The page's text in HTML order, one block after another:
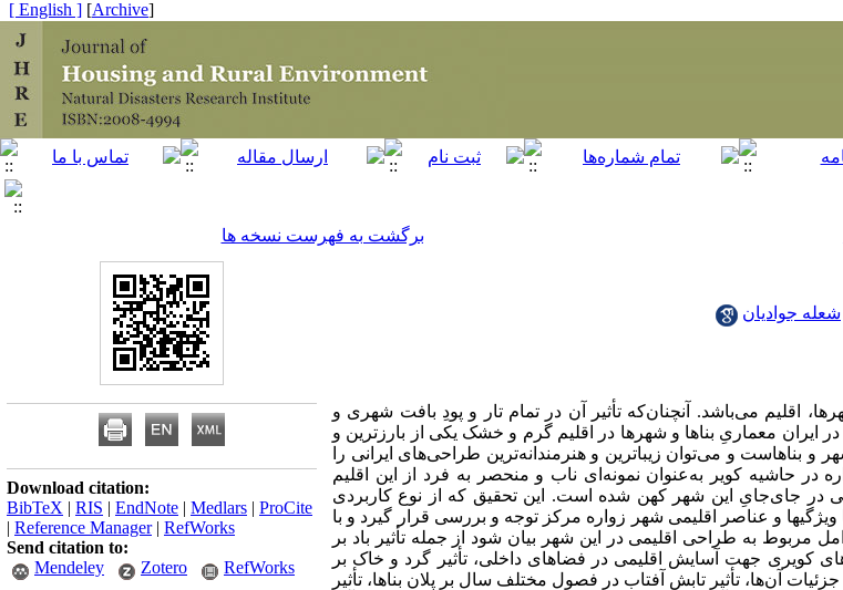
[
Archive
]
[ English ]
برگشت به فهرست نسخه ها
شعله جوادیان
اقلیم می‌باشد. آنچنان‌که تأثیر آن در تمام تار و پودِ بافت شهری و
معماریِ بناها و شهرها در اقلیم گرم و خشک یکی از بارزترین و
و می‌توان زیباترین و هنرمندانه‌ترین طراحی‌های ایرانی را
در حاشیه‌ کویر به‌عنوان نمونه‌ای ناب و منحصر به فرد از این اقلیم
در جای‌جایِ این شهر کهن شده است. این تحقیق که از نوع کاربردی
می‎باشد، به روش پیمایشی انجام گرفته است و تلاش گردیده تا ویژگی‎ها و عناصر اقلیمی شهر زواره مرکز توجه و بررسی قرار گیرد و با
به طراحی اقلیمی در این شهر بیان شود از جمله تأثیر باد بر
کویری جهت آسایش اقلیمی در فضاهای داخلی، تأثیر گرد و خاک بر
آن‌ها، تأثیر تابش آفتاب در فصول مختلف سال بر پلان بناها، تأثیر
Download citation:
BibTeX | RIS | EndNote | Medlars | ProCite
| Reference Manager| RefWorks
Send citation to:
Mendeley
Zotero RefWorks